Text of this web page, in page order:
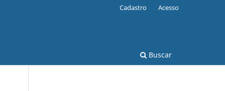
Buscar
Cadastro Acesso